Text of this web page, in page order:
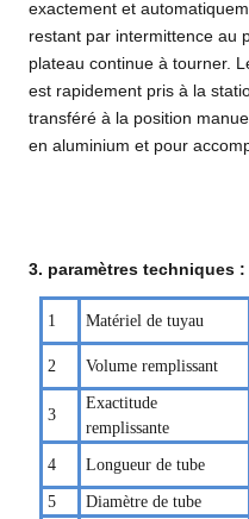
exactement et
restant par intermittence au
plateau continue à tourner.
est rapidement pris à la
transféré à la position
en aluminium et pour
3. paramètres techniques :
1 Matériel de tuyau
2 Volume remplissant
3
Exactitude
remplissante
4 Longueur de tube
5 Diamètre de tube